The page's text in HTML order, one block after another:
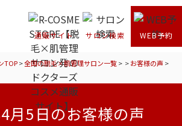
通販サイト サロン検索 WEB予約
TOP>全国の脱毛×肌管理サロン一覧> >お客様の声 >
月5日のお客様の声